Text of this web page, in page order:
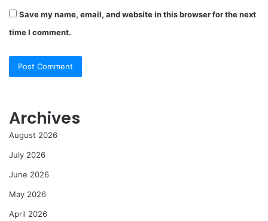
Save my name, email, and website in this browser for the next
time I comment.
Archives
August 2026
July 2026
June 2026
May 2026
April 2026